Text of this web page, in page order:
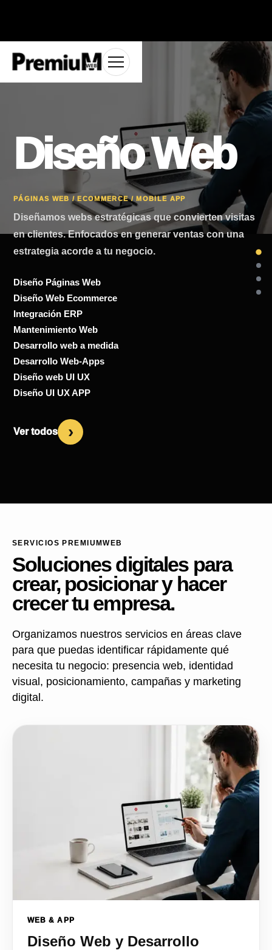
Diseño Web
PÁGINAS WEB / ECOMMERCE / MOBILE APP
Diseñamos webs estratégicas que convierten visitas
en clientes. Enfocados en generar ventas con una
estrategia acorde a tu negocio.
Diseño Páginas Web
Diseño Web Ecommerce
Integración ERP
Mantenimiento Web
Desarrollo web a medida
Desarrollo Web-Apps
Diseño web UI UX
Diseño UI UX APP
Ver todos ›
SERVICIOS PREMIUMWEB
Soluciones digitales para
crear, posicionar y hacer
crecer tu empresa.
Organizamos nuestros servicios en áreas clave
para que puedas identificar rápidamente qué
necesita tu negocio: presencia web, identidad
visual, posicionamiento, campañas y marketing
digital.
WEB & APP
Diseño Web y Desarrollo